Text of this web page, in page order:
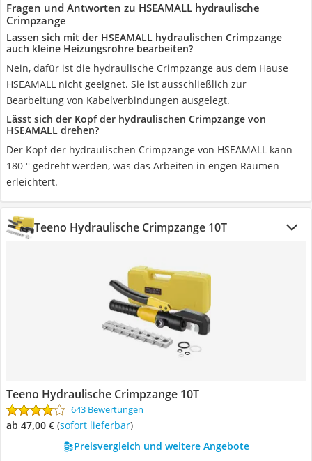
Fragen und Antworten zu HSEAMALL hydraulische
Crimpzange
Lassen sich mit der HSEAMALL hydraulischen Crimpzange
auch kleine Heizungsrohre bearbeiten?
Nein, dafür ist die hydraulische Crimpzange aus dem Hause
HSEAMALL nicht geeignet. Sie ist ausschließlich zur
Bearbeitung von Kabelverbindungen ausgelegt.
Lässt sich der Kopf der hydraulischen Crimpzange von
HSEAMALL drehen?
Der Kopf der hydraulischen Crimpzange von HSEAMALL kann
180 ° gedreht werden, was das Arbeiten in engen Räumen
erleichtert.
Teeno Hydraulische Crimpzange 10T
Teeno Hydraulische Crimpzange 10T
643 Bewertungen
ab 47,00 € ( Sofort lieferbar)
Preisvergleich und weitere Angebote